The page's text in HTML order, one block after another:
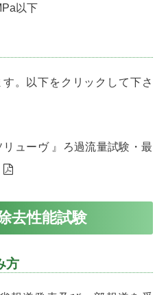
以下
。以下をクリックして下さ
ューヴ 』ろ過流量試験・最
去性能試験
方